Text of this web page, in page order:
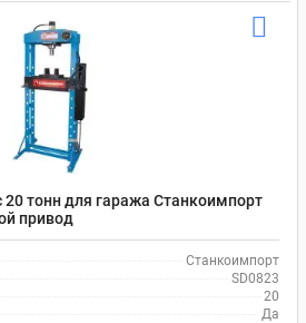
20 тонн для гаража Станкоимпорт
привод
Станкоимпорт
SD0823
20
Да